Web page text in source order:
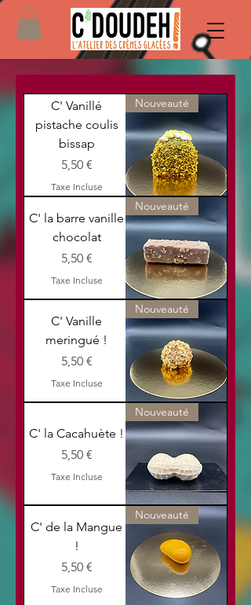
Nouveauté
C' Vanillé
pistache coulis
bissap
Prix
5,50 €
Taxe Incluse
Nouveauté
C' la barre vanille
chocolat
Prix
5,50 €
Taxe Incluse
Nouveauté
C' Vanille
meringué !
Prix
5,50 €
Taxe Incluse
Nouveauté
C' la Cacahuète !
Prix
5,50 €
Taxe Incluse
Nouveauté
C' de la Mangue
!
Prix
5,50 €
Taxe Incluse